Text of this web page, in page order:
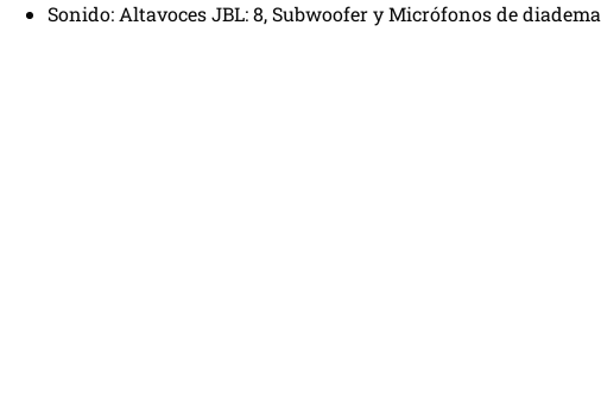
Sonido: Altavoces JBL: 8, Subwoofer y Micrófonos de diadema